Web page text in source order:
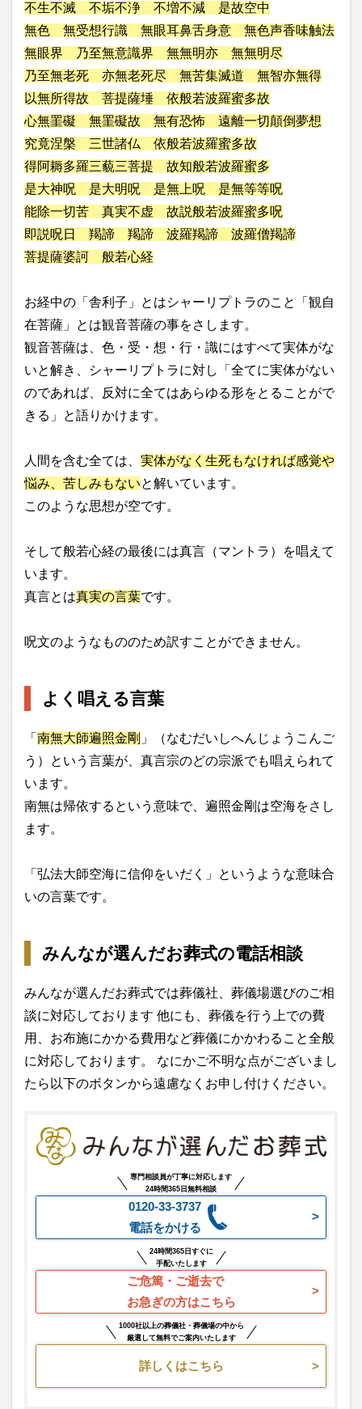
不生不滅 不垢不浄 不増不減 是故空中
無色 無受想行識 無眼耳鼻舌身意 無色声香味触法
無眼界 乃至無意識界 無無明亦 無無明尽
乃至無老死 亦無老死尽 無苦集滅道 無智亦無得
以無所得故 菩提薩埵 依般若波羅蜜多故
心無罣礙 無罣礙故 無有恐怖 遠離一切顛倒夢想
究竟涅槃 三世諸仏 依般若波羅蜜多故
得阿耨多羅三藐三菩提 故知般若波羅蜜多
是大神呪 是大明呪 是無上呪 是無等等呪
能除一切苦 真実不虚 故説般若波羅蜜多呪
即説呪日 羯諦 羯諦 波羅羯諦 波羅僧羯諦
菩提薩婆訶 般若心経
お経中の「舎利子」とはシャーリプトラのこと「観自
在菩薩」とは観音菩薩の事をさします。
観音菩薩は、色・受・想・行・識にはすべて実体がな
いと解き、シャーリプトラに対し「全てに実体がない
のであれば、反対に全てはあらゆる形をとることがで
きる」と語りかけます。
人間を含む全ては、 実体がなく生死もなければ感覚や
悩み、苦しみもないと解いています。
このような思想が空です。
そして般若心経の最後には真言（マントラ）を唱えて
います。
真言とは真実の言葉です。
呪文のようなもののため訳すことができません。
よく唱える言葉
「 南無大師遍照金剛 」（なむだいしへんじょうこんご
う）という言葉が、真言宗のどの宗派でも唱えられて
います。
南無は帰依するという意味で、遍照金剛は空海をさし
ます。
「弘法大師空海に信仰をいだく」というような意味合
いの言葉です。
みんなが選んだお葬式の電話相談
みんなが選んだお葬式では葬儀社、葬儀場選びのご相
談に対応しております 他にも、葬儀を行う上での費
用、お布施にかかる費用など葬儀にかかわること全般
に対応しております。 なにかご不明な点がございまし
たら以下のボタンから遠慮なくお申し付けください。
専門相談員が丁寧に対応します
24時間365日無料相談
0120-33-3737
電話をかける
24時間365日すぐに
手配いたします
ご危篤・ご逝去で
お急ぎの方はこちら
1000社以上の葬儀社・葬儀場の中から
厳選して無料でご案内いたします
詳しくはこちら